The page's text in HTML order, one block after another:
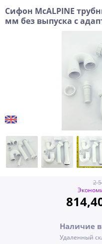
Сифон McALPINE
мм без выпуска с
2
Наличие
Удаленный